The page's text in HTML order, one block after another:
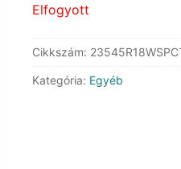
Elfogyott
Cikkszám:
Kategória: Egyéb